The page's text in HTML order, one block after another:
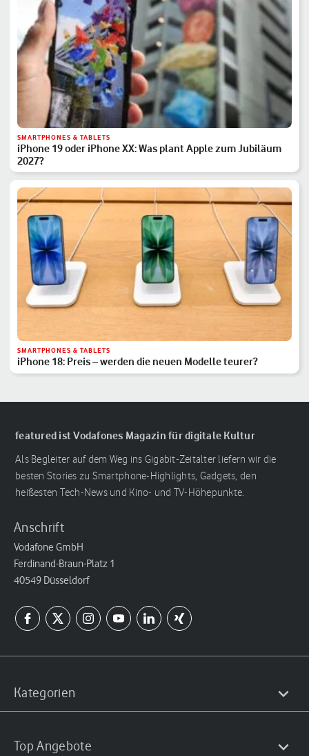
SMARTPHONES & TABLETS
iPhone 19 oder iPhone XX: Was plant Apple zum Jubiläum
2027?
SMARTPHONES & TABLETS
iPhone 18: Preis – werden die neuen Modelle teurer?
featured ist Vodafones Magazin für digitale Kultur
Als Begleiter auf dem Weg ins Gigabit-Zeitalter liefern wir die
besten Stories zu Smartphone-Highlights, Gadgets, den
heißesten Tech-News und Kino- und TV-Höhepunkte.
Anschrift
Vodafone GmbH
Ferdinand-Braun-Platz 1
40549 Düsseldorf
Kategorien
Top Angebote